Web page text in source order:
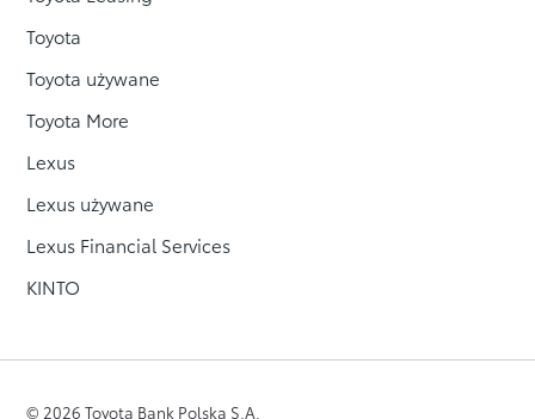
Toyota
Toyota używane
Toyota More
Lexus
Lexus używane
Lexus Financial Services
KINTO
© 2026 Toyota Bank Polska S.A.